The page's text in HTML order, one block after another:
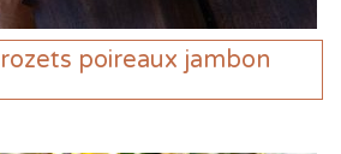
poireaux jambon